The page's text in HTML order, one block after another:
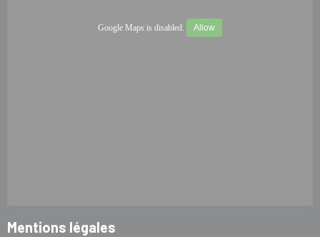
Google Maps is disabled. Allow
Mentions légales